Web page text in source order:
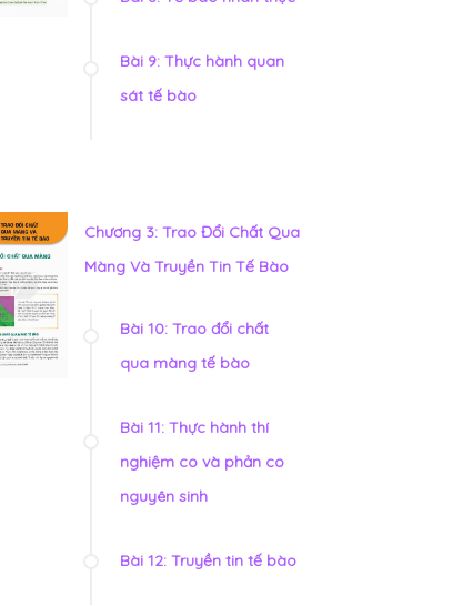
Bài 9: Thực hành quan
sát tế bào
Chương 3: Trao Đổi Chất Qua
Màng Và Truyền Tin Tế Bào
Bài 10: Trao đổi chất
qua màng tế bào
Bài 11: Thực hành thí
nghiệm co và phản co
nguyên sinh
Bài 12: Truyền tin tế bào